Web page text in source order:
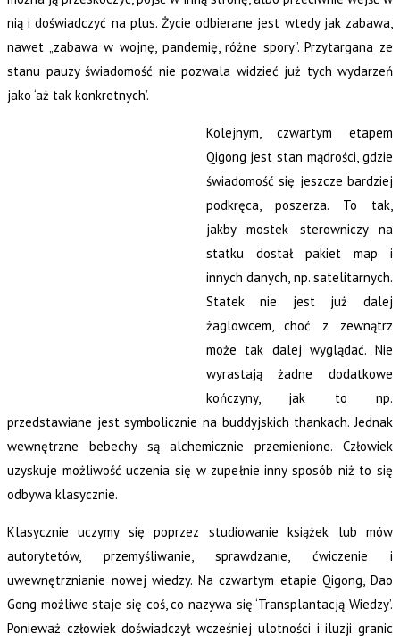
nią i doświadczyć na plus. Życie odbierane jest wtedy jak zabawa,
nawet „zabawa w wojnę, pandemię, różne spory”. Przytargana ze
stanu pauzy świadomość nie pozwala widzieć już tych wydarzeń
jako ‘aż tak konkretnych’.
Kolejnym, czwartym etapem
Qigong jest stan mądrości, gdzie
świadomość się jeszcze bardziej
podkręca, poszerza. To tak,
jakby mostek sterowniczy na
statku dostał pakiet map i
innych danych, np. satelitarnych.
Statek nie jest już dalej
żaglowcem, choć z zewnątrz
może tak dalej wyglądać. Nie
wyrastają żadne dodatkowe
kończyny, jak to np.
przedstawiane jest symbolicznie na buddyjskich thankach. Jednak
wewnętrzne bebechy są alchemicznie przemienione. Człowiek
uzyskuje możliwość uczenia się w zupełnie inny sposób niż to się
odbywa klasycznie.
Klasycznie uczymy się poprzez studiowanie książek lub mów
autorytetów, przemyśliwanie, sprawdzanie, ćwiczenie i
uwewnętrznianie nowej wiedzy. Na czwartym etapie Qigong, Dao
Gong możliwe staje się coś, co nazywa się ‘Transplantacją Wiedzy’.
Ponieważ człowiek doświadczył wcześniej ulotności i iluzji granic